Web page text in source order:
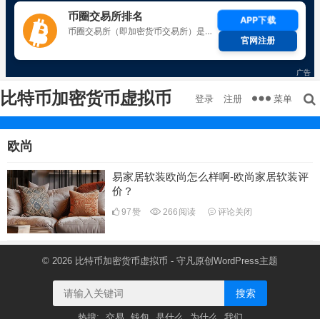
比特币加密货币虚拟币 登录 注册 菜单
欧尚
易家居软装欧尚怎么样啊-欧尚家居软装评
价？
97赞 266 阅读 评论关闭
© 2026 比特币加密货币虚拟币 - 守凡原创 WordPress主题
搜索